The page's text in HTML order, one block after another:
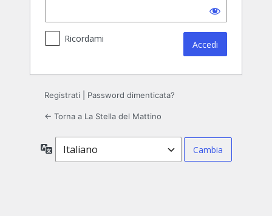
Ricordami
Registrati Password dimenticata?
← Torna a La Stella del Mattino
Lingua